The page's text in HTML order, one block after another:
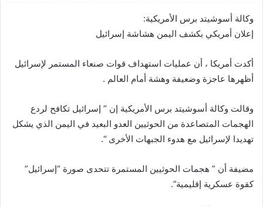
وكالة أسوشيتد برس الأمريكية:
إعلان أمريكي بكشف اليمن هشاشة إسرائيل
أكدت أمريكا ، أن عمليات استهداف قوات صنعاء المستمر لإسرائيل
أظهرها عاجزة وضعيفة وهشة أمام العالم .
وقالت وكالة أسوشيتد برس الأمريكية إن ” إسرائيل تكافح لردع
الهجمات المتصاعدة من الحوثيين العدو البعيد في اليمن الذي يشكل
تهديدا لإسرائيل مع هدوء الجبهات الأخرى “.
مضيفة أن ” هجمات الحوثيين المستمرة تتحدى صورة “إسرائيل”
كقوة عسكرية إقليمية”.